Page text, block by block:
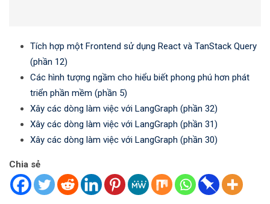
Tích hợp một Frontend sử dụng React và TanStack Query
(phần 12)
Các hình tượng ngầm cho hiểu biết phong phú hơn phát
triển phần mềm (phần 5)
Xây các dòng làm việc với LangGraph (phần 32)
Xây các dòng làm việc với LangGraph (phần 31)
Xây các dòng làm việc với LangGraph (phần 30)
Chia sẻ